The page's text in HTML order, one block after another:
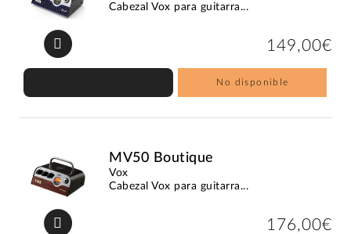
Cabezal Vox para guitarra...
149,00€
No disponible
MV50 Boutique
Vox
Cabezal Vox para guitarra...
176,00€